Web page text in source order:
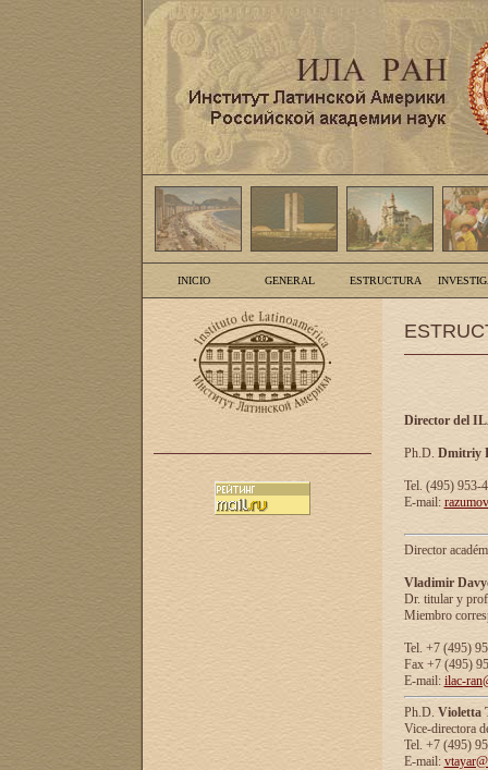
INICIO GENERAL ESTRUCTURA
Director del
Ph.D. Dmitriy
Tel. (495) 953-
E-mail:
Director
Vladimir
Dr. titular y
Miembro
Tel. +7 (495)
Fax +7 (495)
E-mail: ilac-
Ph.D. Violetta
Vice-directora
Tel. +7 (495)
E-mail: